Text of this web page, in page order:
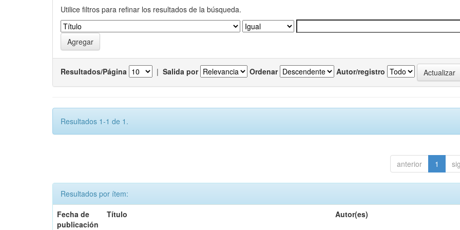
Utilice filtros para refinar los resultados de la búsqueda.
Resultados/Página | Salida por Ordenar Autor/registro
Resultados 1-1 de 1.
anterior 1
Resultados por ítem:
Fecha de
publicación
Título Autor(es)